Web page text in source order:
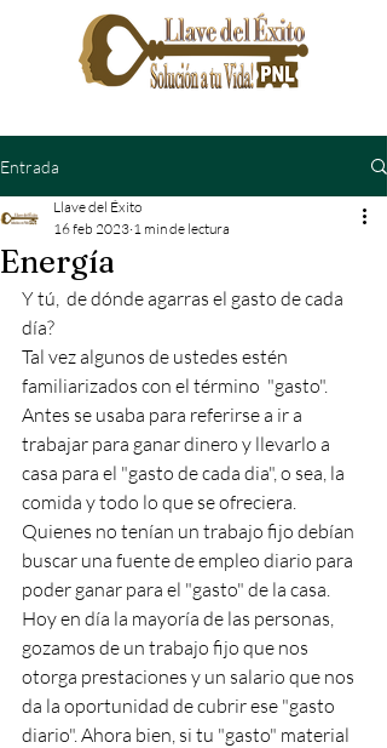
Entrada
Energía
Llave del Éxito
16 feb 2023 1 min de lectura
Y tú,  de dónde agarras el gasto de cada
día?
Tal vez algunos de ustedes estén
familiarizados con el término  "gasto".
Antes se usaba para referirse a ir a
trabajar para ganar dinero y llevarlo a
casa para el "gasto de cada dia", o sea, la
comida y todo lo que se ofreciera.
Quienes no tenían un trabajo fijo debían
buscar una fuente de empleo diario para
poder ganar para el "gasto" de la casa.
Hoy en día la mayoría de las personas,
gozamos de un trabajo fijo que nos
otorga prestaciones y un salario que nos
da la oportunidad de cubrir ese "gasto
diario". Ahora bien, si tu "gasto" material